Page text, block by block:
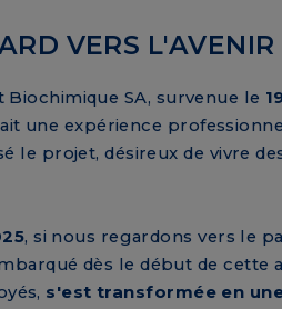
VERS L'AVENIR
SA, survenue le
une expérience
le projet, désireux de vivre
, si nous regardons vers le
dès le début de cette
s'est transformée en